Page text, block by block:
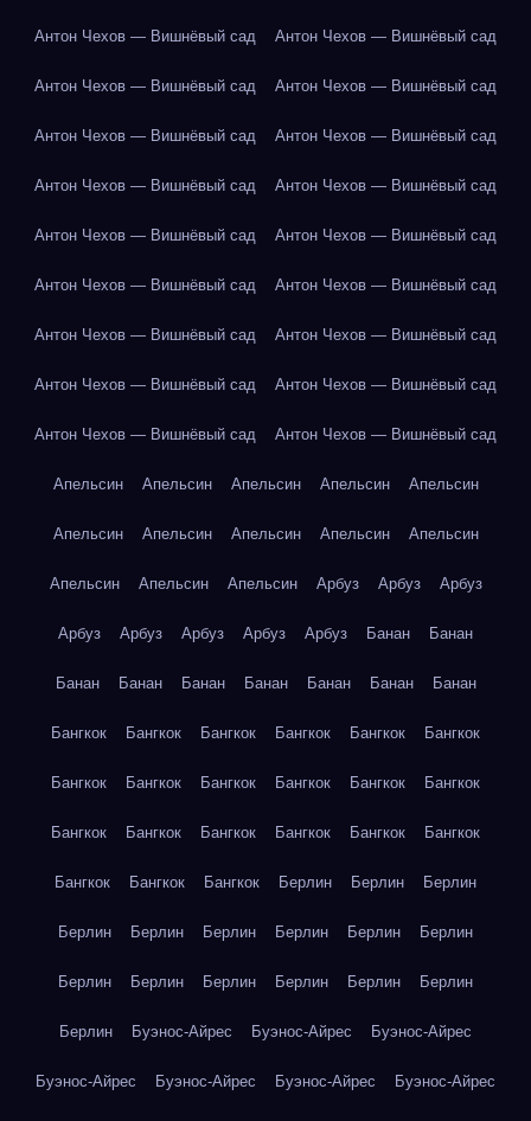
Антон Чехов — Вишнёвый сад Антон Чехов — Вишнёвый сад
Антон Чехов — Вишнёвый сад Антон Чехов — Вишнёвый сад
Антон Чехов — Вишнёвый сад Антон Чехов — Вишнёвый сад
Антон Чехов — Вишнёвый сад Антон Чехов — Вишнёвый сад
Антон Чехов — Вишнёвый сад Антон Чехов — Вишнёвый сад
Антон Чехов — Вишнёвый сад Антон Чехов — Вишнёвый сад
Антон Чехов — Вишнёвый сад Антон Чехов — Вишнёвый сад
Антон Чехов — Вишнёвый сад Антон Чехов — Вишнёвый сад
Антон Чехов — Вишнёвый сад Антон Чехов — Вишнёвый сад
Апельсин Апельсин Апельсин Апельсин Апельсин
Апельсин Апельсин Апельсин Апельсин Апельсин
Апельсин Апельсин Апельсин Арбуз Арбуз Арбуз
Арбуз Арбуз Арбуз Арбуз Арбуз Банан Банан
Банан Банан Банан Банан Банан Банан Банан
Бангкок Бангкок Бангкок Бангкок Бангкок Бангкок
Бангкок Бангкок Бангкок Бангкок Бангкок Бангкок
Бангкок Бангкок Бангкок Бангкок Бангкок Бангкок
Бангкок Бангкок Бангкок Берлин Берлин Берлин
Берлин Берлин Берлин Берлин Берлин Берлин
Берлин Берлин Берлин Берлин Берлин Берлин
Берлин Буэнос-Айрес Буэнос-Айрес Буэнос-Айрес
Буэнос-Айрес Буэнос-Айрес Буэнос-Айрес Буэнос-Айрес